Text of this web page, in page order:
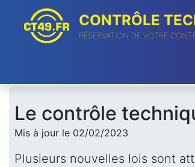
CONTRÔLE
RÉSERVATION DE VOTRE
Le contrôle
Mis à jour le 02/02/2023
Plusieurs nouvelles lois sont